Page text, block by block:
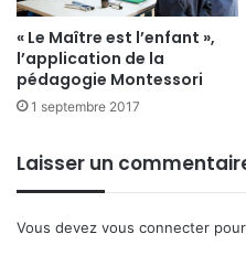
« Le Maître est l’enfant »,
l’application de la
pédagogie Montessori
1 septembre 2017
Laisser un
Vous devez vous connecter